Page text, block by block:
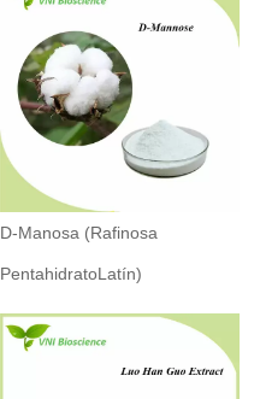
D-Manosa (Rafinosa
PentahidratoLatín)